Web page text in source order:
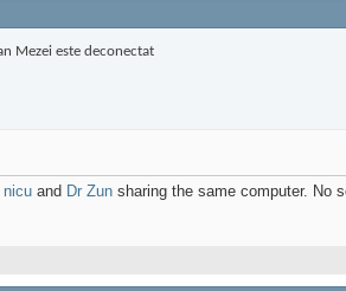
nicu and Dr Zun sharing the same computer. No